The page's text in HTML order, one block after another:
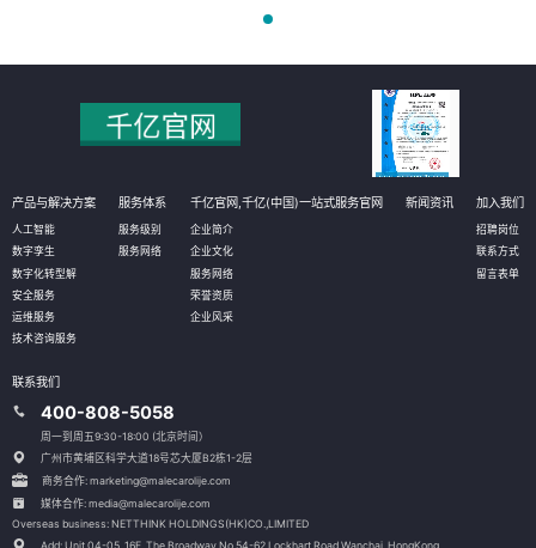
产品与解决方案
人工智能
数字孪生
数字化转型解
安全服务
运维服务
技术咨询服务
服务体系
服务级别
服务网络
千亿官网,千亿(中国)一站式服务官网
企业简介
企业文化
服务网络
荣誉资质
企业风采
新闻资讯 加入我们
招聘岗位
联系方式
留言表单
联系我们
400-808-5058
周一到周五9:30-18:00 (北京时间）
广州市黄埔区科学大道18号芯大厦B2栋1-2层
商务合作: marketing@malecarolije.com
媒体合作: media@malecarolije.com
Overseas business: NETTHINK HOLDINGS(HK)CO.,LIMITED
Add: Unit 04-05, 16F, The Broadway No.54-62 Lockhart Road,Wanchai, HongKong